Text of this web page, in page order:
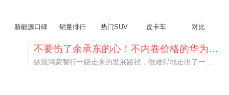
新能源口碑 销量排行 热门SUV 皮卡车 对比
不要伤了余承东的心！不内卷价格的华为，弥足珍贵！